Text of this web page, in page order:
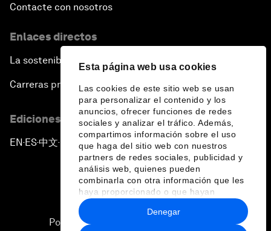
Esta página web usa cookies
Las cookies de este sitio web se usan
para personalizar el contenido y los
anuncios, ofrecer funciones de redes
sociales y analizar el tráfico. Además,
compartimos información sobre el uso
que haga del sitio web con nuestros
partners de redes sociales, publicidad y
análisis web, quienes pueden
combinarla con otra información que les
haya proporcionado o que hayan
recopilado a partir del uso que haya
hecho de sus servicios.
Denegar
Contacte con nosotros
Enlaces directos
La sostenibilidad en el Foro
Carreras profesionales
Ediciones en otros idiomas
EN ▪ES▪中文▪ 日本語
Política de privacidad y normas de uso